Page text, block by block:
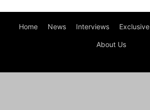
Home News Interviews Exclusive
About Us